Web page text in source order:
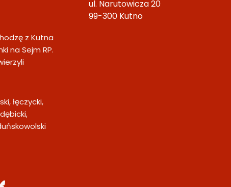
z Kutna
na Sejm RP.
łęczycki,
ul. Narutowicza 20
99-300 Kutno